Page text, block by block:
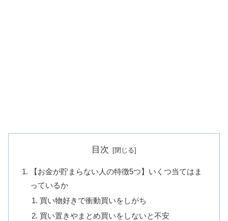
目次
【お金が貯まらない人の特徴5つ】いくつ当てはま
っているか
買い物好きで衝動買いをしがち
買い置きやまとめ買いをしないと不安